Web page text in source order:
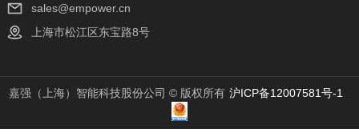
sales@empower.cn
上海市松江区东宝路8号
嘉强（上海）智能科技股份公司 © 版权所有 沪ICP备12007581号-1